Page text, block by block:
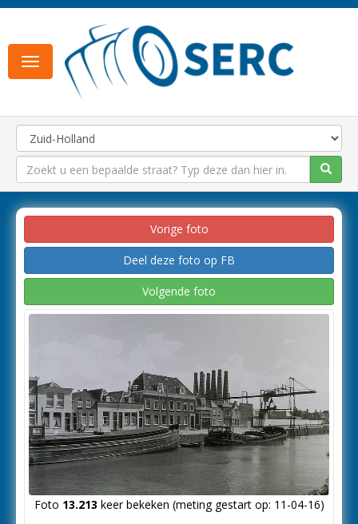
Toggle
navigation
Vorige foto
Deel deze foto op FB
Volgende foto
Foto 13.213 keer bekeken (meting gestart op: 11-04-16)